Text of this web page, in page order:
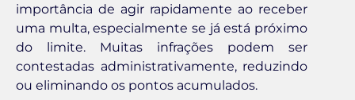
importância de agir rapidamente ao receber
uma multa, especialmente se já está próximo
do limite. Muitas infrações podem ser
contestadas administrativamente, reduzindo
ou eliminando os pontos acumulados.